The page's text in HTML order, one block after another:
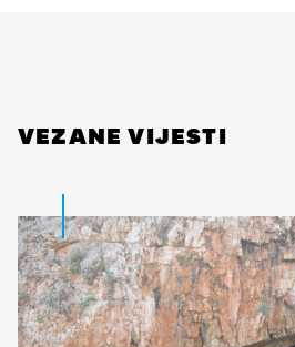
VEZANE VIJESTI